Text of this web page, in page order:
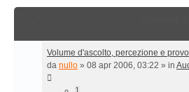
Volume d'ascolto, percezione e
da nullo » 08 apr 2006, 03:22 » in